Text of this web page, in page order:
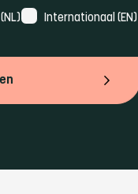
Internationaal (EN)